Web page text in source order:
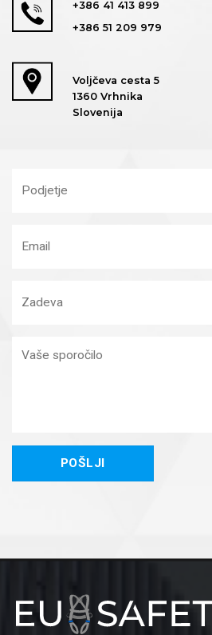
+386 41 413 899
+386 51 209 979
Voljčeva cesta 5
1360 Vrhnika
Slovenija